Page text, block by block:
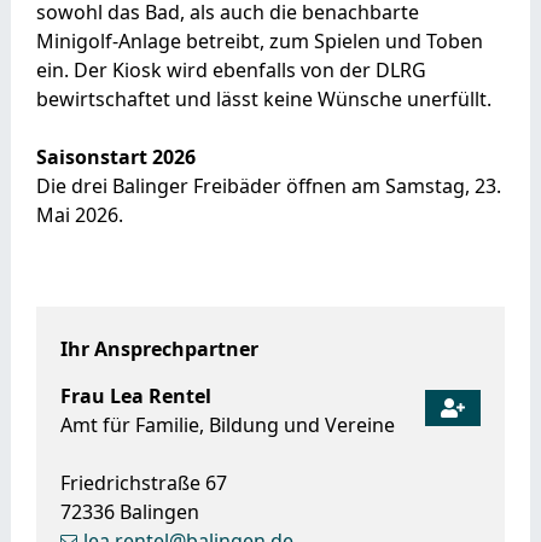
Ihr Ansprechpartner
Frau Lea Rentel
Amt für Familie, Bildung und Vereine
Friedrichstraße 67
72336 Balingen
sowohl das Bad, als auch die benachbarte
Minigolf-Anlage betreibt, zum Spielen und Toben
ein. Der Kiosk wird ebenfalls von der DLRG
bewirtschaftet und lässt keine Wünsche unerfüllt.
Saisonstart 2026
Die drei Balinger Freibäder öffnen am Samstag, 23.
Mai 2026.